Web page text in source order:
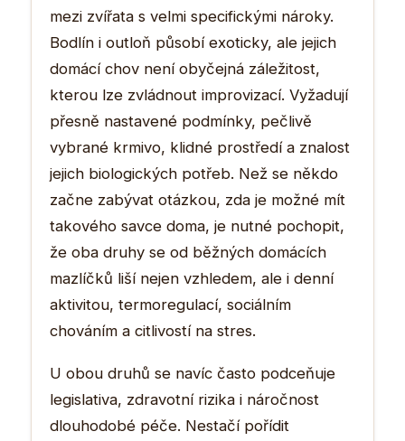
mezi zvířata s velmi specifickými nároky.
Bodlín i outloň působí exoticky, ale jejich
domácí chov není obyčejná záležitost,
kterou lze zvládnout improvizací. Vyžadují
přesně nastavené podmínky, pečlivě
vybrané krmivo, klidné prostředí a znalost
jejich biologických potřeb. Než se někdo
začne zabývat otázkou, zda je možné mít
takového savce doma, je nutné pochopit,
že oba druhy se od běžných domácích
mazlíčků liší nejen vzhledem, ale i denní
aktivitou, termoregulací, sociálním
chováním a citlivostí na stres.
U obou druhů se navíc často podceňuje
legislativa, zdravotní rizika i náročnost
dlouhodobé péče. Nestačí pořídit